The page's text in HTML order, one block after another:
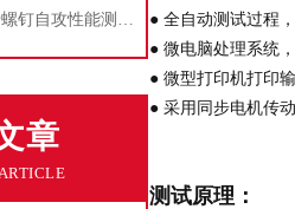
PBSC-RP30接骨螺钉自攻性能测试‌仪
章
● 全自动测试过程
● 微电脑处理系统
● 微型打印机打印
● 采用同步电机传
测试原理：